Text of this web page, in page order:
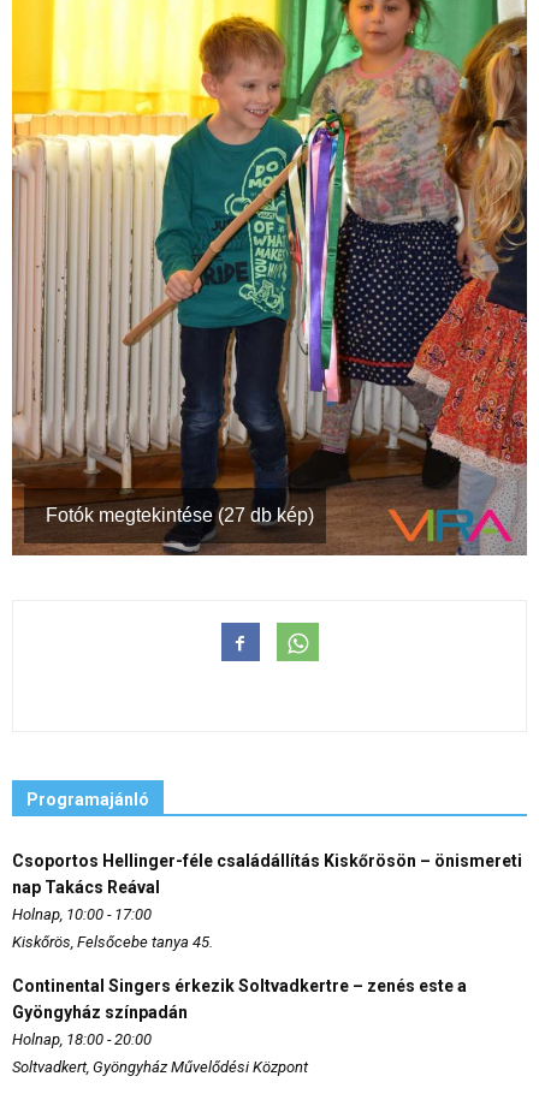
Fotók megtekintése (27 db kép)
Programajánló
Csoportos Hellinger-féle családállítás Kiskőrösön – önismereti
nap Takács Reával
Holnap, 10:00 - 17:00
Kiskőrös, Felsőcebe tanya 45.
Continental Singers érkezik Soltvadkertre – zenés este a
Gyöngyház színpadán
Holnap, 18:00 - 20:00
Soltvadkert, Gyöngyház Művelődési Központ